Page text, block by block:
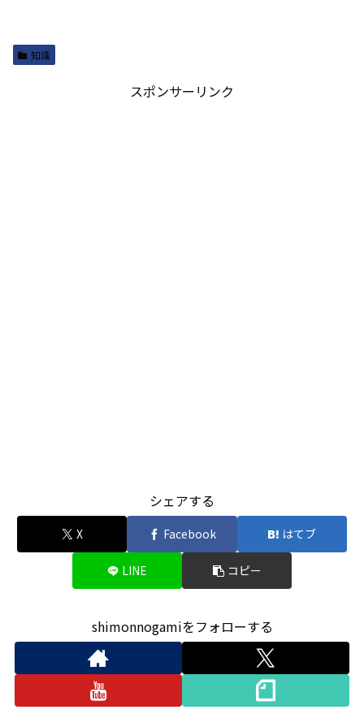
知識
スポンサーリンク
シェアする
X Facebook はてブ
LINE コピー
shimonnogamiをフォローする